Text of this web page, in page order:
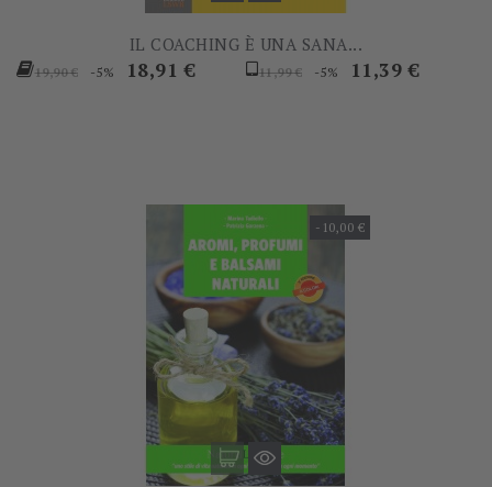
IL COACHING È UNA SANA...
Prezzo
19,90 € -5% Prezzo
18,91 €
Prezzo
11,99 € -5% Prezzo
11,39 €
-10,00 €